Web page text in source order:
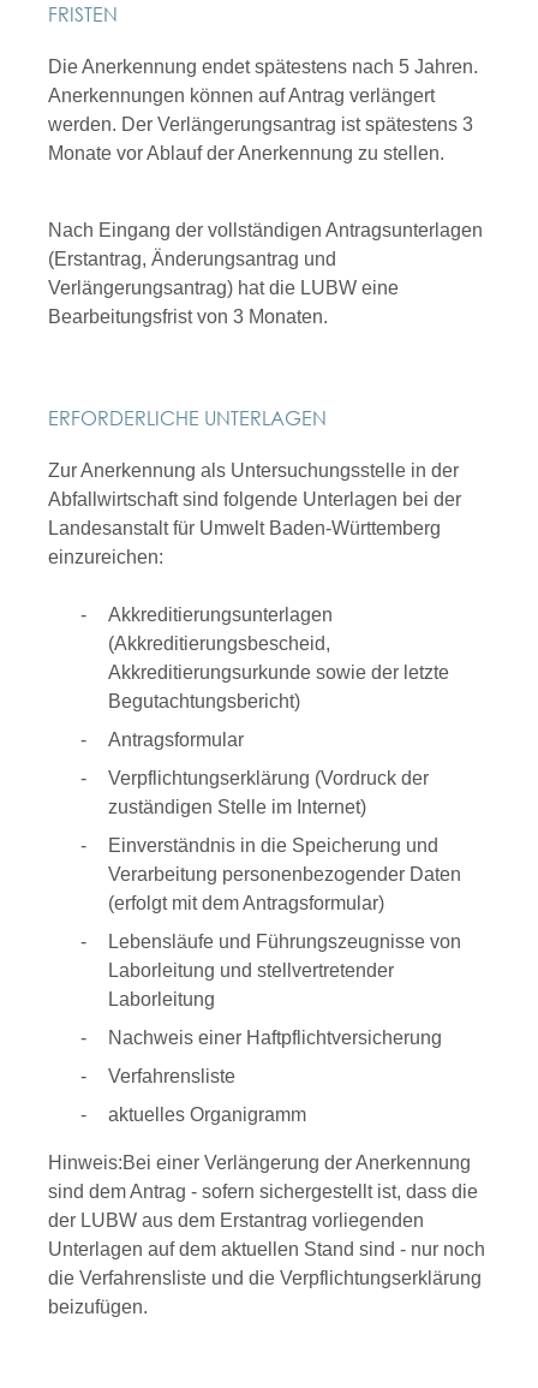
FRISTEN
Die Anerkennung endet spätestens nach 5 Jahren.
Anerkennungen können auf Antrag verlängert
werden. Der Verlängerungsantrag ist spätestens 3
Monate vor Ablauf der Anerkennung zu stellen.
Nach Eingang der vollständigen Antragsunterlagen
(Erstantrag, Änderungsantrag und
Verlängerungsantrag) hat die LUBW eine
Bearbeitungsfrist von 3 Monaten.
ERFORDERLICHE UNTERLAGEN
Zur Anerkennung als Untersuchungsstelle in der
Abfallwirtschaft sind folgende Unterlagen bei der
Landesanstalt für Umwelt Baden-Württemberg
einzureichen:
Akkreditierungsunterlagen
(Akkreditierungsbescheid,
Akkreditierungsurkunde sowie der letzte
Begutachtungsbericht)
Antragsformular
Verpflichtungserklärung (Vordruck der
zuständigen Stelle im Internet)
Einverständnis in die Speicherung und
Verarbeitung personenbezogender Daten
(erfolgt mit dem Antragsformular)
Lebensläufe und Führungszeugnisse von
Laborleitung und stellvertretender
Laborleitung
Nachweis einer Haftpflichtversicherung
Verfahrensliste
aktuelles Organigramm
Hinweis:Bei einer Verlängerung der Anerkennung
sind dem Antrag - sofern sichergestellt ist, dass die
der LUBW aus dem Erstantrag vorliegenden
Unterlagen auf dem aktuellen Stand sind - nur noch
die Verfahrensliste und die Verpflichtungserklärung
beizufügen.